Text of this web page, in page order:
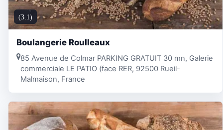
(3.1)
Boulangerie Roulleaux
85 Avenue de Colmar PARKING GRATUIT 30 mn, Galerie
commerciale LE PATIO (face RER, 92500 Rueil-
Malmaison, France